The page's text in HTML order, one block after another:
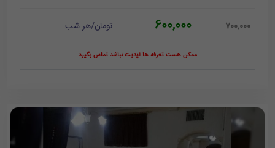
700,000
600,000 تومان/هر شب
ممکن هست تعرفه ها آپدیت نباشد تماس بگیرد